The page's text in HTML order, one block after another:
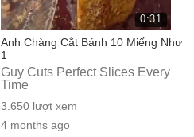
0:31
Anh Chàng Cắt Bánh 10 Miếng Như
1
Guy Cuts Perfect Slices Every
Time
3.650 lượt xem
4 months ago